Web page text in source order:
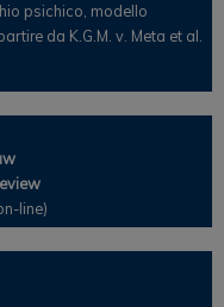
psichico, modello
da K.G.M. v. Meta et al.
line)